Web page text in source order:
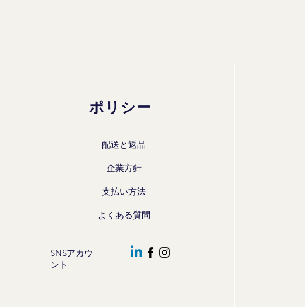
ポリシー
配送と返品
企業方針
支払い方法
よくある質問
SNSアカウ
ント